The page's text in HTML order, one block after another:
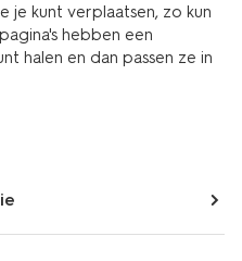
je kunt verplaatsen, zo kun
hebben een
halen en dan passen ze in